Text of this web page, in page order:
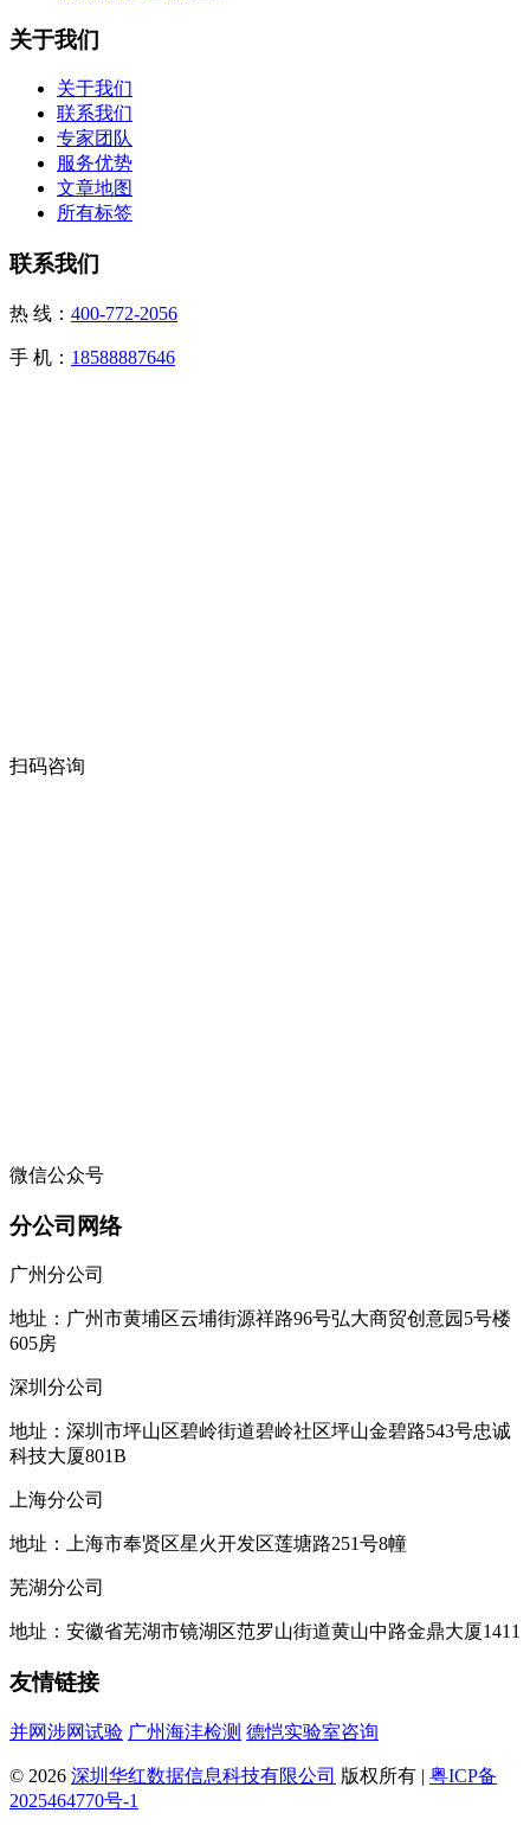
关于我们
关于我们
联系我们
专家团队
服务优势
文章地图
所有标签
联系我们
热 线： 400-772-2056
手 机： 18588887646
扫码咨询
微信公众号
分公司网络
广州分公司
地址：广州市黄埔区云埔街源祥路96号弘大商贸创意园5号楼
605房
深圳分公司
地址：深圳市坪山区碧岭街道碧岭社区坪山金碧路543号忠诚
科技大厦801B
上海分公司
地址：上海市奉贤区星火开发区莲塘路251号8幢
芜湖分公司
地址：安徽省芜湖市镜湖区范罗山街道黄山中路金鼎大厦1411
友情链接
并网涉网试验 广州海沣检测 德恺实验室咨询
© 2026 深圳华红数据信息科技有限公司 版权所有 | 粤ICP备
2025464770号-1